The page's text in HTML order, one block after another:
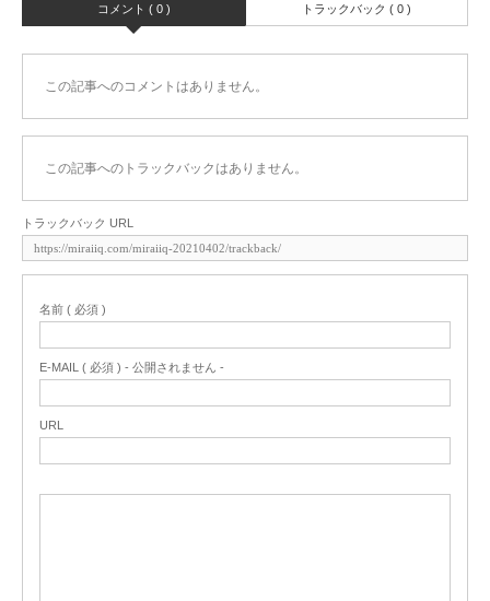
コメント ( 0 ) トラックバック ( 0 )
この記事へのコメントはありません。
この記事へのトラックバックはありません。
トラックバック URL
名前 ( 必須 )
E-MAIL ( 必須 ) - 公開されません -
URL